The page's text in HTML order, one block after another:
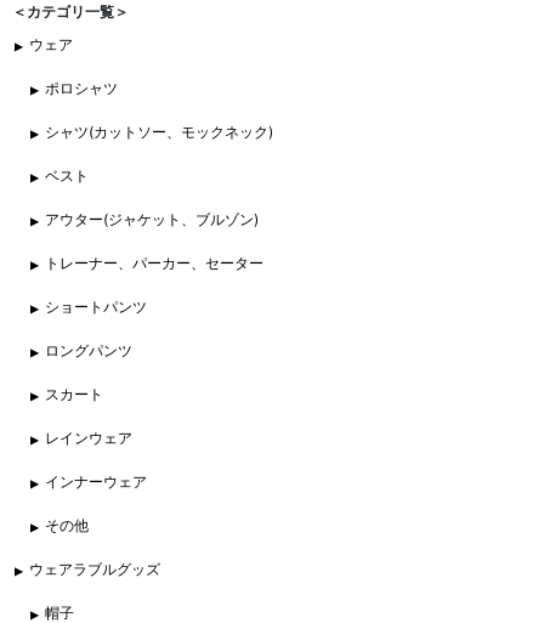
＜カテゴリ一覧＞
ウェア
ポロシャツ
シャツ(カットソー、モックネック)
ベスト
アウター(ジャケット、ブルゾン)
トレーナー、パーカー、セーター
ショートパンツ
ロングパンツ
スカート
レインウェア
インナーウェア
その他
ウェアラブルグッズ
帽子